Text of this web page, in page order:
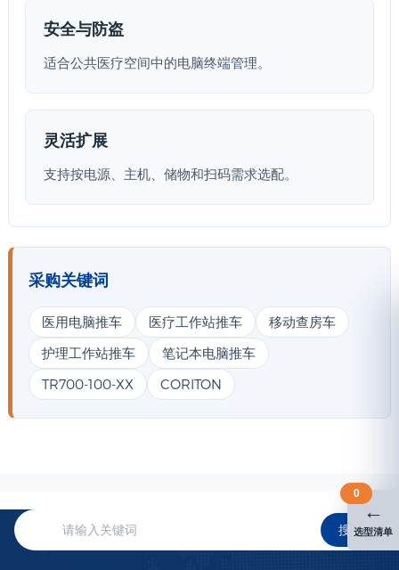
安全与防盗
适合公共医疗空间中的电脑终端管理。
灵活扩展
支持按电源、主机、储物和扫码需求选配。
采购关键词
医用电脑推车 医疗工作站推车
移动查房车
护理工作站推车
笔记本电脑推车
TR700-100-XX
CORITON
搜索
←
选型清单
0